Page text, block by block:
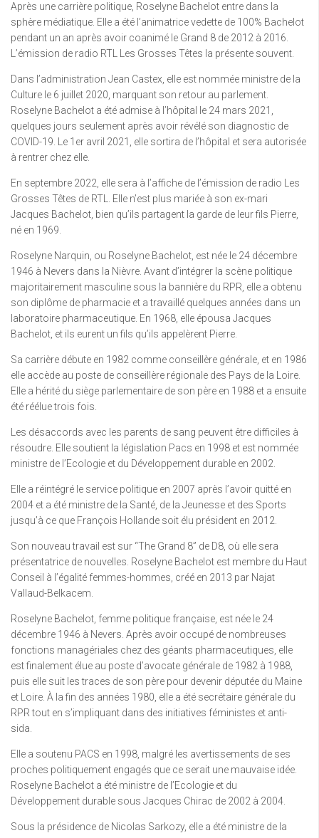
Après une carrière politique, Roselyne Bachelot entre dans la
sphère médiatique. Elle a été l’animatrice vedette de 100% Bachelot
pendant un an après avoir coanimé le Grand 8 de 2012 à 2016.
L’émission de radio RTL Les Grosses Têtes la présente souvent.
Dans l’administration Jean Castex, elle est nommée ministre de la
Culture le 6 juillet 2020, marquant son retour au parlement.
Roselyne Bachelot a été admise à l’hôpital le 24 mars 2021,
quelques jours seulement après avoir révélé son diagnostic de
COVID-19. Le 1er avril 2021, elle sortira de l’hôpital et sera autorisée
à rentrer chez elle.
En septembre 2022, elle sera à l’affiche de l’émission de radio Les
Grosses Têtes de RTL. Elle n’est plus mariée à son ex-mari
Jacques Bachelot, bien qu’ils partagent la garde de leur fils Pierre,
né en 1969.
Roselyne Narquin, ou Roselyne Bachelot, est née le 24 décembre
1946 à Nevers dans la Nièvre. Avant d’intégrer la scène politique
majoritairement masculine sous la bannière du RPR, elle a obtenu
son diplôme de pharmacie et a travaillé quelques années dans un
laboratoire pharmaceutique. En 1968, elle épousa Jacques
Bachelot, et ils eurent un fils qu’ils appelèrent Pierre.
Sa carrière débute en 1982 comme conseillère générale, et en 1986
elle accède au poste de conseillère régionale des Pays de la Loire.
Elle a hérité du siège parlementaire de son père en 1988 et a ensuite
été réélue trois fois.
Les désaccords avec les parents de sang peuvent être difficiles à
résoudre. Elle soutient la législation Pacs en 1998 et est nommée
ministre de l’Ecologie et du Développement durable en 2002.
Elle a réintégré le service politique en 2007 après l’avoir quitté en
2004 et a été ministre de la Santé, de la Jeunesse et des Sports
jusqu’à ce que François Hollande soit élu président en 2012.
Son nouveau travail est sur “The Grand 8” de D8, où elle sera
présentatrice de nouvelles. Roselyne Bachelot est membre du Haut
Conseil à l’égalité femmes-hommes, créé en 2013 par Najat
Vallaud-Belkacem.
Roselyne Bachelot, femme politique française, est née le 24
décembre 1946 à Nevers. Après avoir occupé de nombreuses
fonctions managériales chez des géants pharmaceutiques, elle
est finalement élue au poste d’avocate générale de 1982 à 1988,
puis elle suit les traces de son père pour devenir députée du Maine
et Loire. À la fin des années 1980, elle a été secrétaire générale du
RPR tout en s’impliquant dans des initiatives féministes et anti-
sida.
Elle a soutenu PACS en 1998, malgré les avertissements de ses
proches politiquement engagés que ce serait une mauvaise idée.
Roselyne Bachelot a été ministre de l’Ecologie et du
Développement durable sous Jacques Chirac de 2002 à 2004.
Sous la présidence de Nicolas Sarkozy, elle a été ministre de la